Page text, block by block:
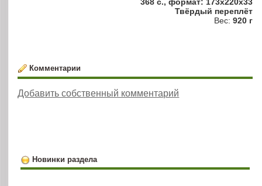
Твёрдый переплёт
Вес: 920 г
Комментарии
Добавить собственный комментарий
Новинки раздела